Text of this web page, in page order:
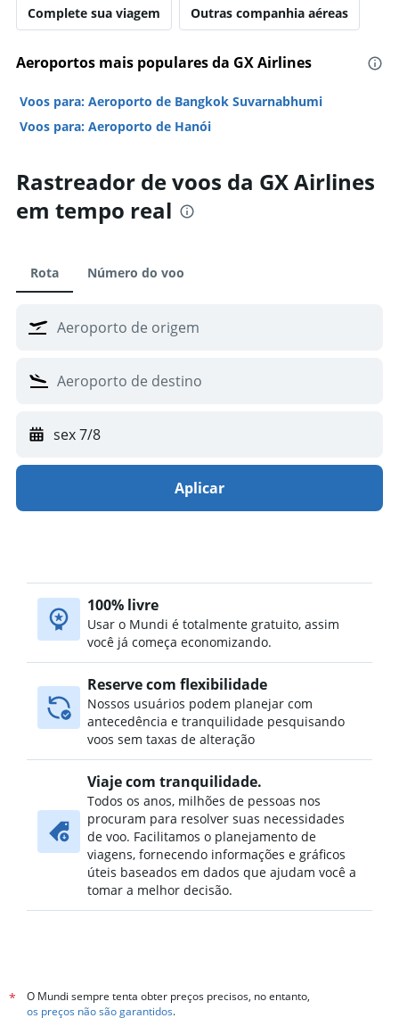
Complete sua viagem Outras companhia aéreas
Aeroportos mais populares da GX Airlines
Voos para: Aeroporto de Bangkok Suvarnabhumi
Voos para: Aeroporto de Hanói
Rastreador de voos da GX Airlines
em tempo real
Rota Número do voo
sex 7/8
Aplicar
100% livre
Usar o Mundi é totalmente gratuito, assim
você já começa economizando.
Reserve com flexibilidade
Nossos usuários podem planejar com
antecedência e tranquilidade pesquisando
voos sem taxas de alteração
Viaje com tranquilidade.
Todos os anos, milhões de pessoas nos
procuram para resolver suas necessidades
de voo. Facilitamos o planejamento de
viagens, fornecendo informações e gráficos
úteis baseados em dados que ajudam você a
tomar a melhor decisão.
*
O Mundi sempre tenta obter preços precisos, no entanto,
os preços não são garantidos.